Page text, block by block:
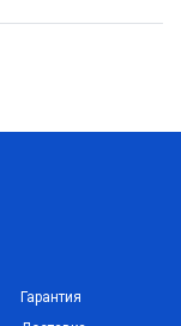
Гарантия